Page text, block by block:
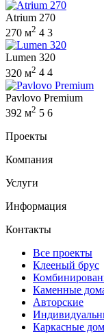
Atrium 270
270 м2 4 3
Lumen 320
320 м2 4 4
Pavlovo Premium
392 м2 5 6
Проекты
Компания
Услуги
Информация
Контакты
Все проекты
Клееный брус
Каменные
Авторские
Каркасные